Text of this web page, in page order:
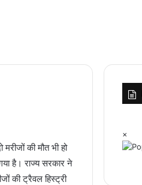
की मौत भी हो
है। राज्य सरकार ने
की ट्रैवल हिस्ट्री
×